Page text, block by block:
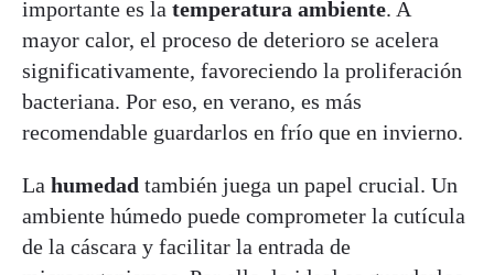
importante es la temperatura ambiente. A
mayor calor, el proceso de deterioro se acelera
significativamente, favoreciendo la proliferación
bacteriana. Por eso, en verano, es más
recomendable guardarlos en frío que en invierno.
La humedad también juega un papel crucial. Un
ambiente húmedo puede comprometer la cutícula
de la cáscara y facilitar la entrada de